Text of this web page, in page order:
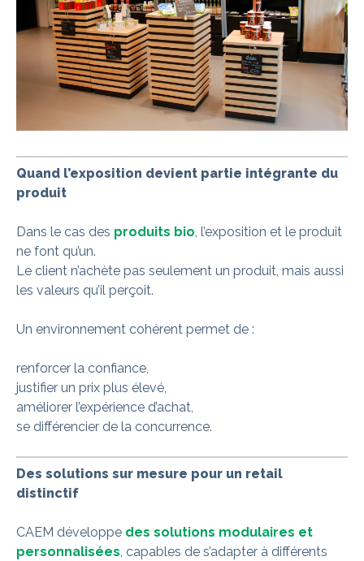
Quand l’exposition devient partie intégrante du
produit
Dans le cas des produits bio, l’exposition et le produit
ne font qu’un.
Le client n’achète pas seulement un produit, mais aussi
les valeurs qu’il perçoit.
Un environnement cohérent permet de :
renforcer la confiance,
justifier un prix plus élevé,
améliorer l’expérience d’achat,
se différencier de la concurrence.
Des solutions sur mesure pour un retail
distinctif
CAEM développe des solutions modulaires et
personnalisées, capables de s’adapter à différents